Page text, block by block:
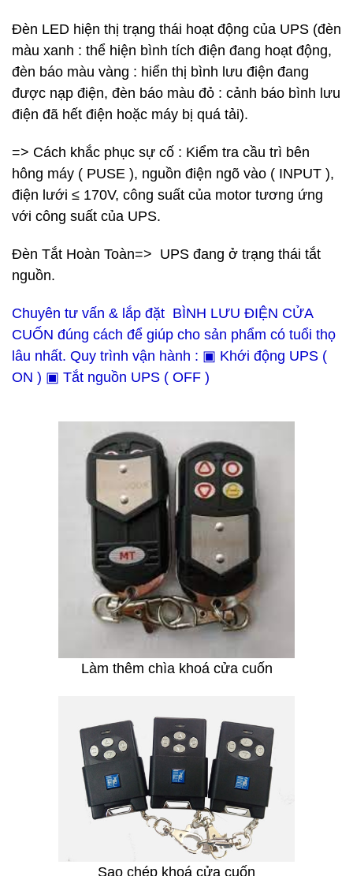
Đèn LED hiện thị trạng thái hoạt động của UPS (đèn
màu xanh : thể hiện bình tích điện đang hoạt động,
đèn báo màu vàng : hiển thị bình lưu điện đang
được nạp điện, đèn báo màu đỏ : cảnh báo bình lưu
điện đã hết điện hoặc máy bị quá tải).
=> Cách khắc phục sự cố : Kiểm tra cầu trì bên
hông máy ( PUSE ), nguồn điện ngõ vào ( INPUT ),
điện lưới ≤ 170V, công suất của motor tương ứng
với công suất của UPS.
Đèn Tắt Hoàn Toàn=> UPS đang ở trạng thái tắt
nguồn.
Chuyên tư vấn & lắp đặt BÌNH LƯU ĐIỆN CỬA
CUỐN đúng cách để giúp cho sản phẩm có tuổi thọ
lâu nhất. Quy trình vận hành : ▣ Khới động UPS (
ON ) ▣ Tắt nguồn UPS ( OFF )
Làm thêm chìa khoá cửa cuốn
Sao chép khoá cửa cuốn